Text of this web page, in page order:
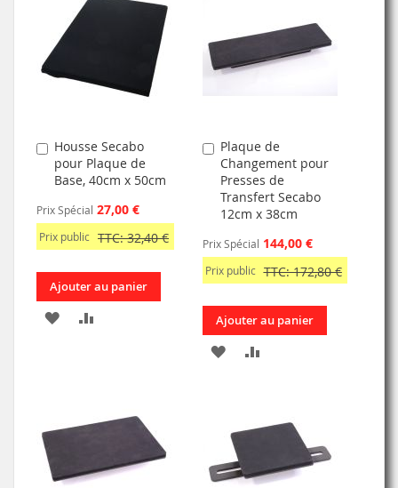
Housse Secabo
pour Plaque de
Base, 40cm x 50cm
Prix Spécial 27,00 €
Prix public TTC: 32,40 €
Ajouter
au
panier
Ajouter au panier
AJOUTER
Plaque de
Changement pour
Presses de
Transfert Secabo
12cm x 38cm
Prix Spécial 144,00 €
Prix public TTC: 172,80 €
Ajouter
au
panier
Ajouter au panier
AJOUTER
LISTE
D’ENVIE